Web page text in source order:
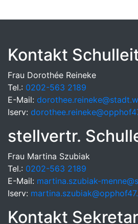
Kontakt
Frau Dorothée Reineke
Tel.: 0202-563 2189
E-Mail:
Iserv:
stellvertr.
Frau Martina Szubiak
Tel.: 0202-563 2189
E-Mail: martina.szubiak-
Iserv:
Kontakt